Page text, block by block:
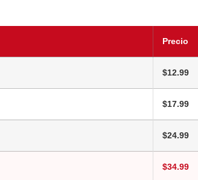
Precio
$12.99
$17.99
$24.99
$34.99